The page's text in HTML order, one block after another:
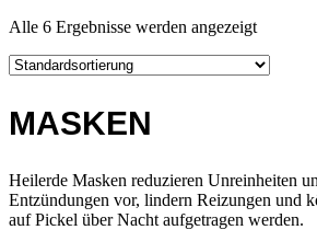
Alle 6 Ergebnisse werden angezeigt
MASKEN
Heilerde Masken reduzieren Unreinheiten
Entzündungen vor, lindern Reizungen und
auf Pickel über Nacht aufgetragen werden.